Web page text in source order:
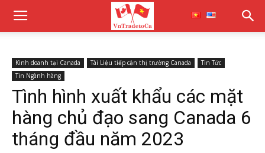
Kinh doanh tại Canada Tài Liệu tiếp cận thị trường Canada
Tin Tức
Tin Ngành hàng
Tình hình xuất khẩu các mặt
hàng chủ đạo sang Canada 6
tháng đầu năm 2023